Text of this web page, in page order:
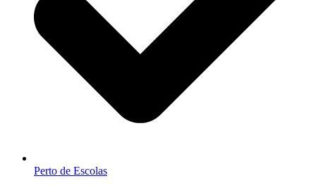
Perto de Escolas